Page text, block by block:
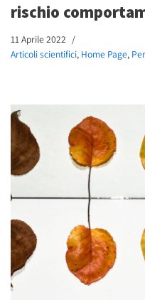
rischio
11 Aprile 2022
Articoli scientifici, Home Page,